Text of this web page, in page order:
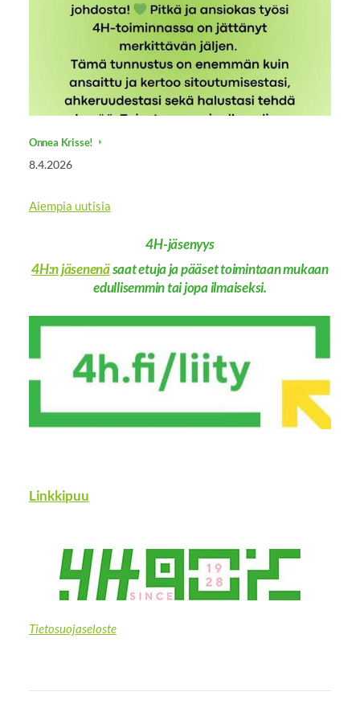
Onnea Krisse!
8.4.2026
Aiempia uutisia
4H-jäsenyys
4H:n jäsenenäsaat etuja ja pääset toimintaan mukaan
edullisemmin tai jopa ilmaiseksi.
Linkkipuu
Tietosuojaseloste